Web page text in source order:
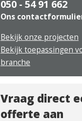
050 - 54 91 662
Ons
Bekijk onze projecten
Bekijk toepassingen
branche
Vraag direct
offerte aan